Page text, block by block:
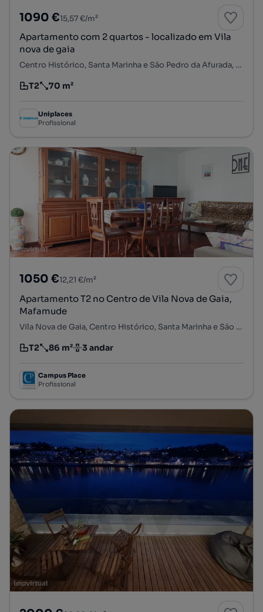
1090 €15,57 €/m²
Apartamento com 2 quartos - localizado em Vila
nova de gaia
Centro Histórico, Santa Marinha e São Pedro da Afurada, Vila Nova de Gaia, Porto
Tipologia
T2
Preço por metro quadrado
70 m²
Uniplaces
Profissional
1050 €12,21 €/m²
Apartamento T2 no Centro de Vila Nova de Gaia,
Mafamude
Vila Nova de Gaia, Centro Histórico, Santa Marinha e São Pedro da Afurada, Vila Nova de Gaia, Porto
Tipologia
T2
Preço por metro quadrado
86 m²
Andar 3 andar
Campus Place
Profissional